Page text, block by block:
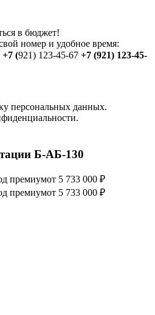
в бюджет!
номер и удобное время:
+7 (921) 123-45-67 +7 (921) 123-45-
персональных данных.
Б-АБ-130
премиумот 5 733 000 ₽
премиумот 5 733 000 ₽